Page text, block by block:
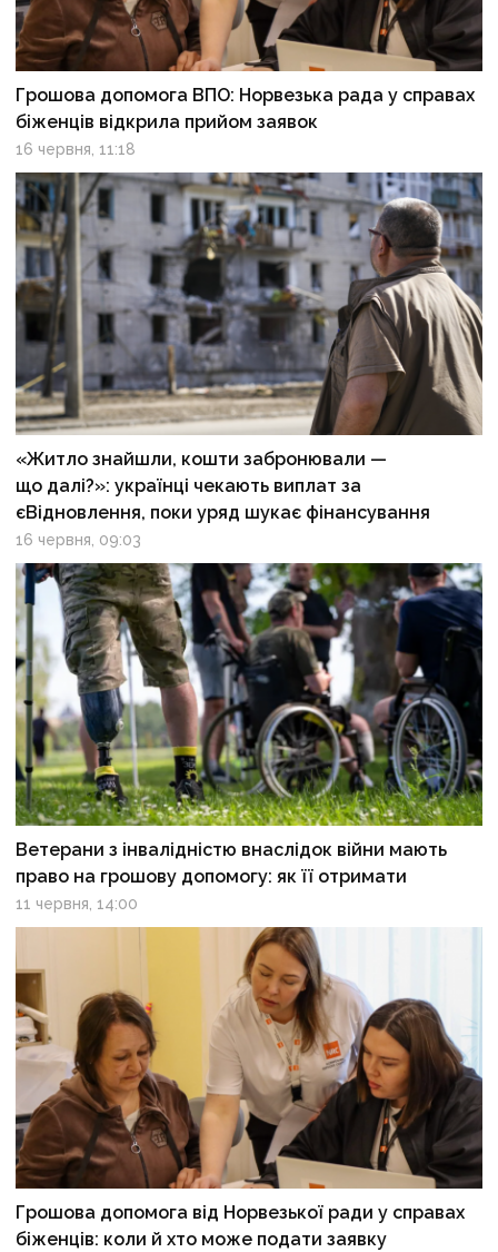
Грошова допомога ВПО: Норвезька рада у справах
біженців відкрила прийом заявок
16 червня, 11:18
«Житло знайшли, кошти забронювали —
що далі?»: українці чекають виплат за
єВідновлення, поки уряд шукає фінансування
16 червня, 09:03
Ветерани з інвалідністю внаслідок війни мають
право на грошову допомогу: як її отримати
11 червня, 14:00
Грошова допомога від Норвезької ради у справах
біженців: коли й хто може подати заявку